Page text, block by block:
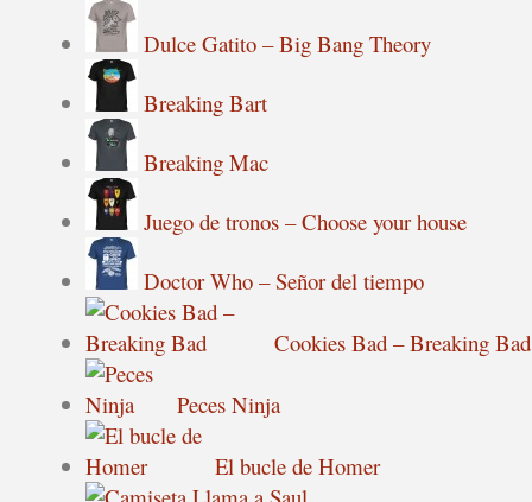
Dulce Gatito – Big Bang Theory
Breaking Bart
Breaking Mac
Juego de tronos – Choose your house
Doctor Who – Señor del tiempo
Cookies Bad – Breaking Bad
Peces Ninja
El bucle de Homer